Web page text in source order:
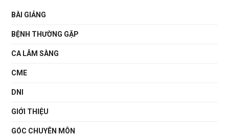
BÀI GIẢNG
BỆNH THƯỜNG GẶP
CA LÂM SÀNG
CME
DNI
GIỚI THIỆU
GÓC CHUYÊN MÔN